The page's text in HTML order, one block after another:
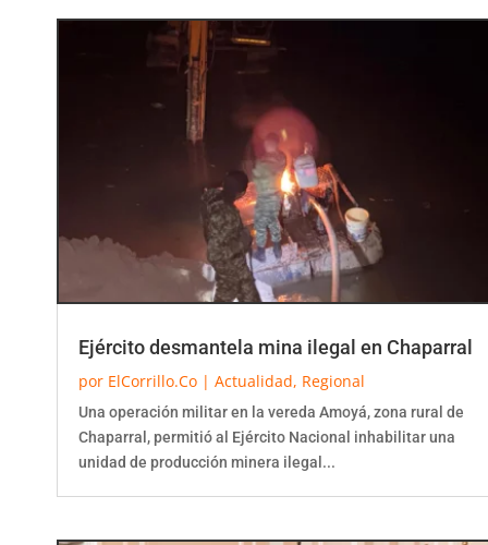
Ejército desmantela mina ilegal en Chaparral
por ElCorrillo.Co | Actualidad, Regional
Una operación militar en la vereda Amoyá, zona rural de
Chaparral, permitió al Ejército Nacional inhabilitar una
unidad de producción minera ilegal...